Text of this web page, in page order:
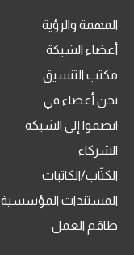
المهمة والرؤية
أعضاء الشبكة
مكتب التنسيق
نحن أعضاء في
انضموا إلى الشبكة
الشركاء
الكتّاب/الكاتبات
المستندات المؤسسية
طاقم العمل